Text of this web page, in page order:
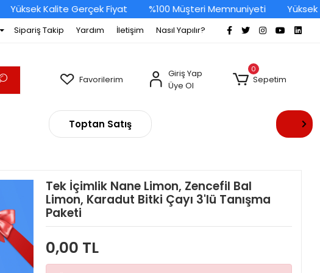
Yüksek Kalite Gerçek Fiyat %100 Müşteri Memnuniyeti Yüksek
Sipariş Takip Yardım İletişim Nasıl Yapılır?
Favorilerim
Giriş Yap
Üye Ol
0
Sepetim
Toptan Satış
Tek İçimlik Nane Limon, Zencefil Bal
Limon, Karadut Bitki Çayı 3'lü Tanışma
Paketi
0,00 TL